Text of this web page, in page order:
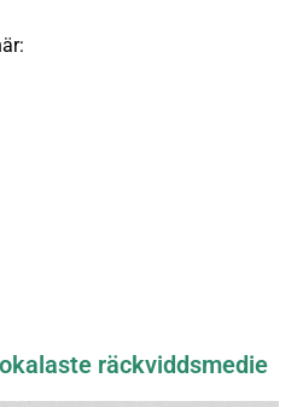
räckviddsmedie